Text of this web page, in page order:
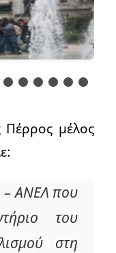
μέλος
– ΑΝΕΛ που
του
στη